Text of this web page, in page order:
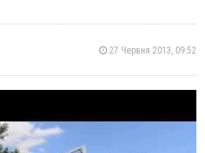
27 Червня 2013, 09:52